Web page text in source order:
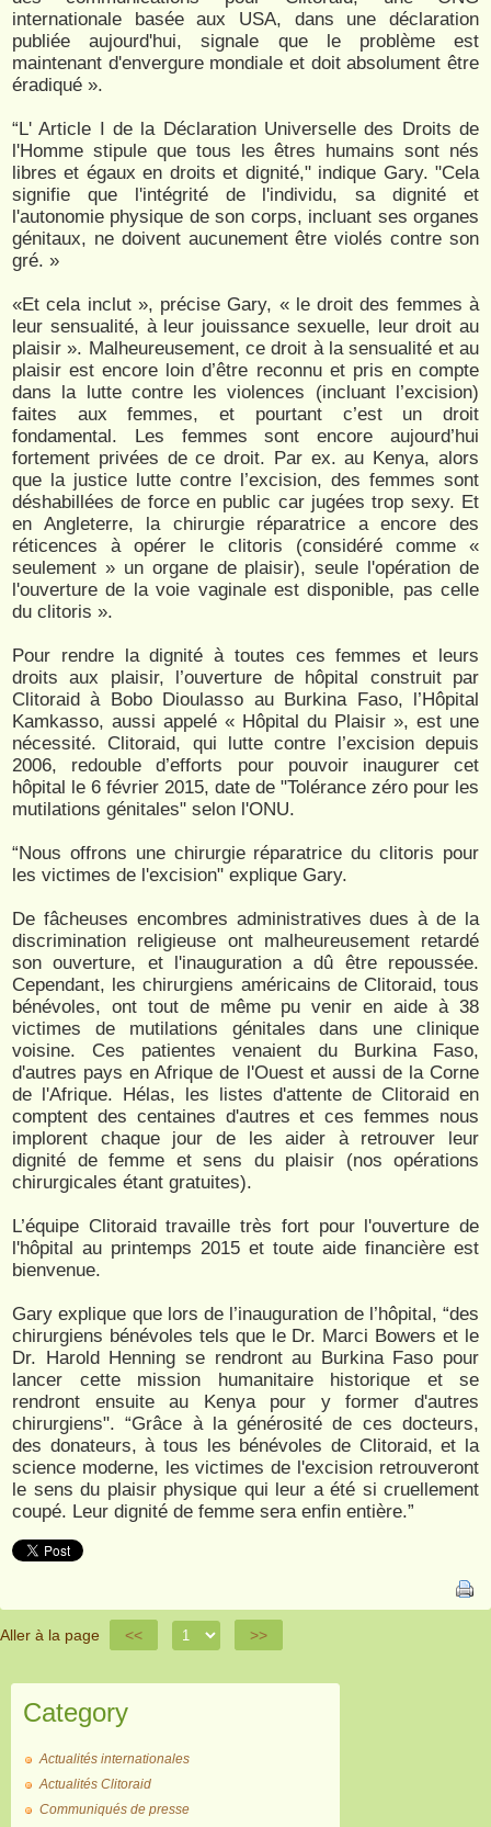
internationale basée aux USA, dans une déclaration
publiée aujourd'hui, signale que le problème est
maintenant d'envergure mondiale et doit absolument être
éradiqué ».
“L' Article I de la Déclaration Universelle des Droits de
l'Homme stipule que tous les êtres humains sont nés
libres et égaux en droits et dignité," indique Gary. "Cela
signifie que l'intégrité de l'individu, sa dignité et
l'autonomie physique de son corps, incluant ses organes
génitaux, ne doivent aucunement être violés contre son
gré. »
«Et cela inclut », précise Gary, « le droit des femmes à
leur sensualité, à leur jouissance sexuelle, leur droit au
plaisir ». Malheureusement, ce droit à la sensualité et au
plaisir est encore loin d’être reconnu et pris en compte
dans la lutte contre les violences (incluant l’excision)
faites aux femmes, et pourtant c’est un droit
fondamental. Les femmes sont encore aujourd’hui
fortement privées de ce droit. Par ex. au Kenya, alors
que la justice lutte contre l’excision, des femmes sont
déshabillées de force en public car jugées trop sexy. Et
en Angleterre, la chirurgie réparatrice a encore des
réticences à opérer le clitoris (considéré comme «
seulement » un organe de plaisir), seule l'opération de
l'ouverture de la voie vaginale est disponible, pas celle
du clitoris ».
Pour rendre la dignité à toutes ces femmes et leurs
droits aux plaisir, l’ouverture de hôpital construit par
Clitoraid à Bobo Dioulasso au Burkina Faso, l’Hôpital
Kamkasso, aussi appelé « Hôpital du Plaisir », est une
nécessité. Clitoraid, qui lutte contre l’excision depuis
2006, redouble d’efforts pour pouvoir inaugurer cet
hôpital le 6 février 2015, date de "Tolérance zéro pour les
mutilations génitales" selon l'ONU.
“Nous offrons une chirurgie réparatrice du clitoris pour
les victimes de l'excision" explique Gary.
De fâcheuses encombres administratives dues à de la
discrimination religieuse ont malheureusement retardé
son ouverture, et l'inauguration a dû être repoussée.
Cependant, les chirurgiens américains de Clitoraid, tous
bénévoles, ont tout de même pu venir en aide à 38
victimes de mutilations génitales dans une clinique
voisine. Ces patientes venaient du Burkina Faso,
d'autres pays en Afrique de l'Ouest et aussi de la Corne
de l'Afrique. Hélas, les listes d'attente de Clitoraid en
comptent des centaines d'autres et ces femmes nous
implorent chaque jour de les aider à retrouver leur
dignité de femme et sens du plaisir (nos opérations
chirurgicales étant gratuites).
L’équipe Clitoraid travaille très fort pour l'ouverture de
l'hôpital au printemps 2015 et toute aide financière est
bienvenue.
Gary explique que lors de l’inauguration de l’hôpital, “des
chirurgiens bénévoles tels que le Dr. Marci Bowers et le
Dr. Harold Henning se rendront au Burkina Faso pour
lancer cette mission humanitaire historique et se
rendront ensuite au Kenya pour y former d'autres
chirurgiens". “Grâce à la générosité de ces docteurs,
des donateurs, à tous les bénévoles de Clitoraid, et la
science moderne, les victimes de l'excision retrouveront
le sens du plaisir physique qui leur a été si cruellement
coupé. Leur dignité de femme sera enfin entière.”
Aller à la page << >>
Category
Actualités internationales
Actualités Clitoraid
Communiqués de presse